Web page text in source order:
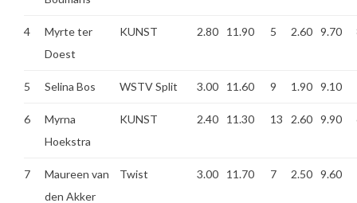
4
Myrte ter
Doest
KUNST 2.80 11.90 5 2.60 9.70
5 Selina Bos WSTV Split 3.00 11.60 9 1.90 9.10
6
Myrna
Hoekstra
KUNST 2.40 11.30 13 2.60 9.90
7
Maureen van
den Akker
Twist 3.00 11.70 7 2.50 9.60